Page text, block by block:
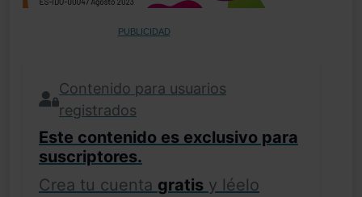
PUBLICIDAD
Contenido para usuarios
registrados
Este contenido es exclusivo para
suscriptores.
Crea tu cuenta gratis y léelo